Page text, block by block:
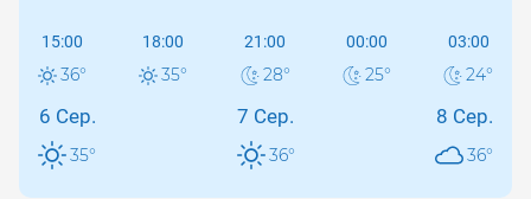
15:00
36°
18:00
35°
21:00
28°
00:00
25°
03:00
24°
6 Сер.
35°
7 Сер.
36°
8 Сер.
36°